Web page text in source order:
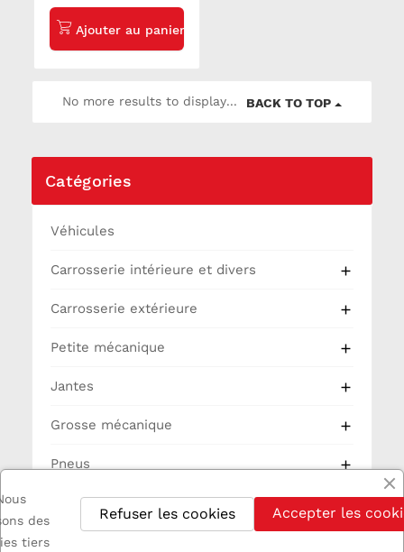
639
No more results to display... BACK TO TOP
Catégories
Véhicules
Carrosserie intérieure et divers 
Carrosserie extérieure 
Petite mécanique 
Jantes 
Grosse mécanique 
Pneus 
Partie Cycle
des
tiers
Accepter les
Refuser les cookies